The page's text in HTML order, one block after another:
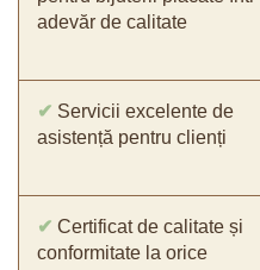
adevăr de calitate
✔ Servicii excelente de
asistență pentru clienți
✔ Certificat de calitate și
conformitate la orice